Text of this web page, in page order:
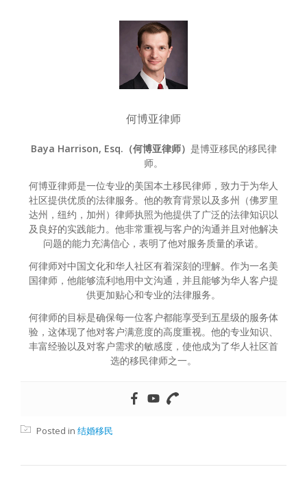
何博亚律师
Baya Harrison, Esq.（何博亚律师） 是博亚移民的移民律
师。
何博亚律师是一位专业的美国本土移民律师，致力于为华人
社区提供优质的法律服务。他的教育背景以及多州（佛罗里
达州，纽约，加州）律师执照为他提供了广泛的法律知识以
及良好的实践能力。他非常重视与客户的沟通并且对他解决
问题的能力充满信心，表明了他对服务质量的承诺。
何律师对中国文化和华人社区有着深刻的理解。作为一名美
国律师，他能够流利地用中文沟通，并且能够为华人客户提
供更加贴心和专业的法律服务。
何律师的目标是确保每一位客户都能享受到五星级的服务体
验，这体现了他对客户满意度的高度重视。他的专业知识、
丰富经验以及对客户需求的敏感度，使他成为了华人社区首
选的移民律师之一。
Posted in 结婚移民